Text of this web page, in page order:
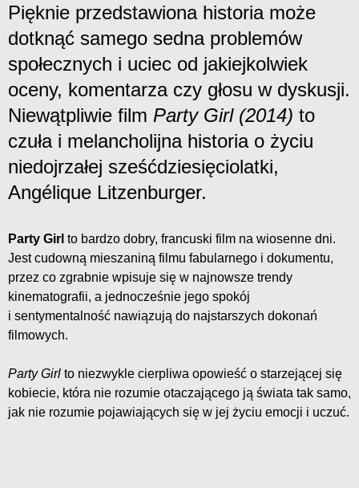
Pięknie przedstawiona historia może
dotknąć samego sedna problemów
społecznych i uciec od jakiejkolwiek
oceny, komentarza czy głosu w dyskusji.
Niewątpliwie film Party Girl (2014) to
czuła i melancholijna historia o życiu
niedojrzałej sześćdziesięciolatki,
Angélique Litzenburger.
Party Girl to bardzo dobry, francuski film na wiosenne dni.
Jest cudowną mieszaniną filmu fabularnego i dokumentu,
przez co zgrabnie wpisuje się w najnowsze trendy
kinematografii, a jednocześnie jego spokój
i sentymentalność nawiązują do najstarszych dokonań
filmowych.
Party Girl to niezwykle cierpliwa opowieść o starzejącej się
kobiecie, która nie rozumie otaczającego ją świata tak samo,
jak nie rozumie pojawiających się w jej życiu emocji i uczuć.